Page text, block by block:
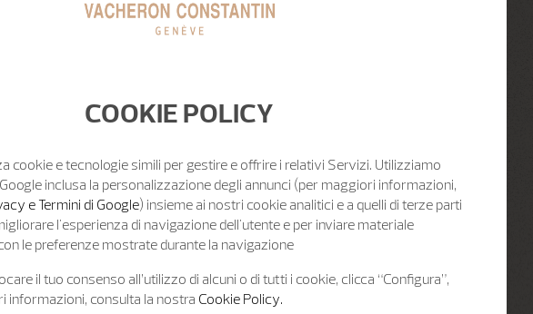
COOKIE POLICY
cookie e tecnologie simili per gestire e offrire i relativi Servizi. Utilizziamo
inclusa la personalizzazione degli annunci (per maggiori informazioni,
e Termini di Google) insieme ai nostri cookie analitici e a quelli di terze parti
l'esperienza di navigazione dell'utente e per inviare materiale
le preferenze mostrate durante la navigazione
il tuo consenso all’utilizzo di alcuni o di tutti i cookie, clicca “Configura”,
informazioni, consulta la nostra Cookie Policy.